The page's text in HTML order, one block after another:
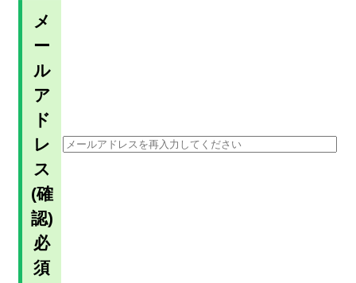
メ
ー
ル
ア
ド
レ
ス
(確
認)
必
須